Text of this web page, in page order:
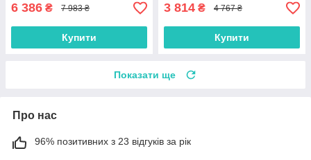
6 386 ₴ 7 983 ₴
Купити
3 814 ₴ 4 767 ₴
Купити
Показати ще
Про нас
96% позитивних з 23 відгуків за рік